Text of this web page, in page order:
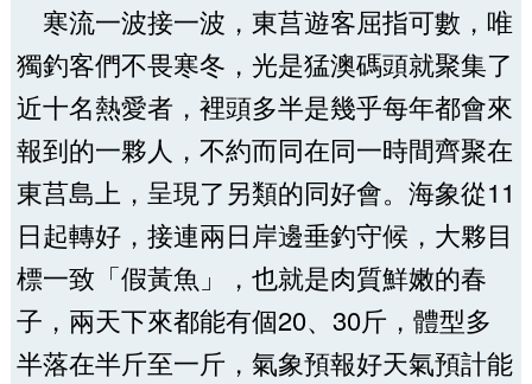
寒流一波接一波，東莒遊客屈指可數，唯
獨釣客們不畏寒冬，光是猛澳碼頭就聚集了
近十名熱愛者，裡頭多半是幾乎每年都會來
報到的一夥人，不約而同在同一時間齊聚在
東莒島上，呈現了另類的同好會。海象從11
日起轉好，接連兩日岸邊垂釣守候，大夥目
標一致「假黃魚」，也就是肉質鮮嫩的春
子，兩天下來都能有個20、30斤，體型多
半落在半斤至一斤，氣象預報好天氣預計能